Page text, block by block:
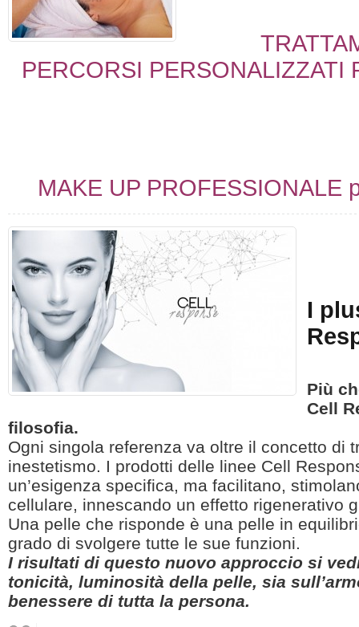
PERCORSI PERSONALIZZATI
MAKE UP PROFESSIONALE
I
Più
Cell
filosofia.
Ogni singola referenza va oltre il concetto di
inestetismo. I prodotti delle linee Cell
un’esigenza specifica, ma facilitano,
cellulare, innescando un effetto rigenerativo
Una pelle che risponde è una pelle in
grado di svolgere tutte le sue funzioni.
I risultati di questo nuovo approccio si
tonicità, luminosità della pelle, sia
benessere di tutta la persona.